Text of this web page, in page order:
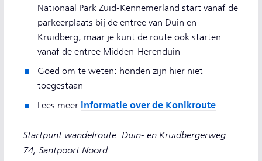
Nationaal Park Zuid-Kennemerland start vanaf de
parkeerplaats bij de entree van Duin en
Kruidberg, maar je kunt de route ook starten
vanaf de entree Midden-Herenduin
Goed om te weten: honden zijn hier niet
toegestaan
Lees meer informatie over de Konikroute
Startpunt wandelroute: Duin- en Kruidbergerweg
74, Santpoort Noord